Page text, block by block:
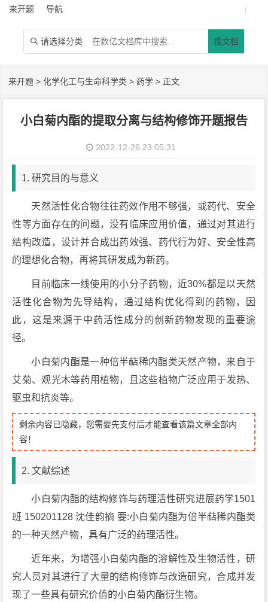
来开题 导航 |
 请选择分类 搜文档
来开题 >化学化工与生命科学类 > 药学 > 正文
小白菊内酯的提取分离与结构修饰开题报告
2022-12-26 23:05:31
1. 研究目的与意义
天然活性化合物往往药效作用不够强，或药代、安全
性等方面存在的问题，没有临床应用价值，通过对其进行
结构改造，设计并合成出药效强、药代行为好、安全性高
的理想化合物，再将其研发成为新药。
目前临床一线使用的小分子药物，近30%都是以天然
活性化合物为先导结构，通过结构优化得到的药物，因
此，这是来源于中药活性成分的创新药物发现的重要途
径。
小白菊内酯是一种倍半萜稀内酯类天然产物，来自于
艾菊、观光木等药用植物，且这些植物广泛应用于发热、
驱虫和抗炎等。
剩余内容已隐藏，您需要先支付后才能查看该篇文章全部内
容！
2. 文献综述
小白菊内酯的结构修饰与药理活性研究进展药学1501
班 150201128 沈佳韵摘 要:小白菊内酯为倍半萜稀内酯类
的一种天然产物，具有广泛的药理活性。
近年来，为增强小白菊内酯的溶解性及生物活性，研
究人员对其进行了大量的结构修饰与改造研究，合成并发
现了一些具有研究价值的小白菊内酯衍生物。